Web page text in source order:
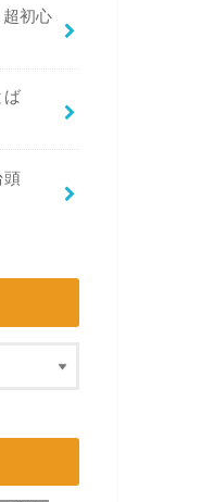
超初心
ば
頭